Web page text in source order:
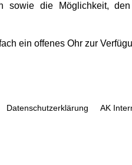
sowie die Möglichkeit,
ein offenes Ohr zur
Datenschutzerklärung AK